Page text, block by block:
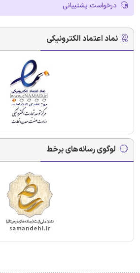
درخواست پشتیبانی
نماد اعتماد الکترونیکی
لوگوی رسانه‌های برخط